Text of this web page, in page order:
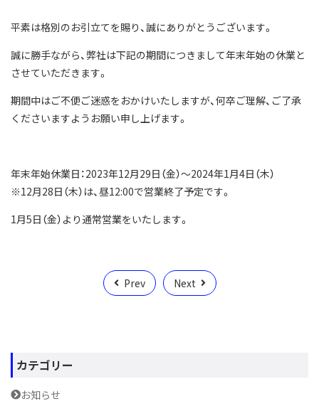
平素は格別のお引立てを賜り、誠にありがとうございます。
誠に勝手ながら、弊社は下記の期間につきまして年末年始の休業と
させていただきます。
期間中はご不便ご迷惑をおかけいたしますが、何卒ご理解、ご了承
くださいますようお願い申し上げます。
年末年始休業日：2023年12月29日（金）～2024年1月4日（木）
※12月28日（木）は、昼12:00で営業終了予定です。
1月5日（金）より通常営業をいたします。
Prev Next
カテゴリー
お知らせ